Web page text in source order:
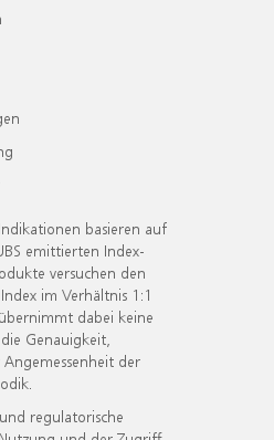
basieren auf
emittierten Index-
versuchen den
im Verhältnis 1:1
dabei keine
Genauigkeit,
der
regulatorische